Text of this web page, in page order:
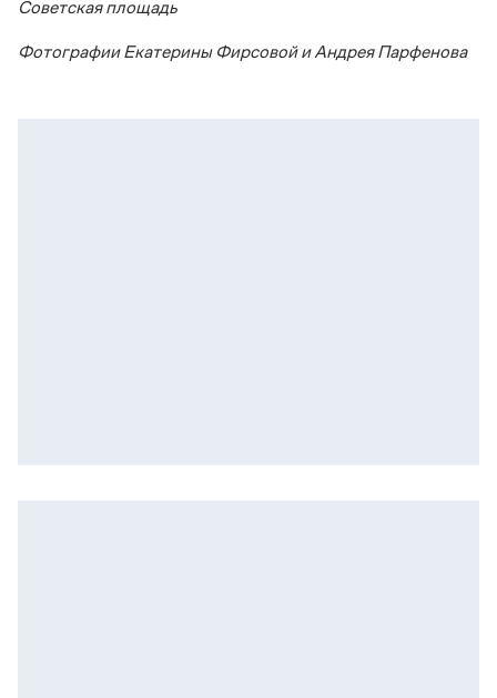
Советская площадь
Фотографии Екатерины Фирсовой и Андрея Парфенова